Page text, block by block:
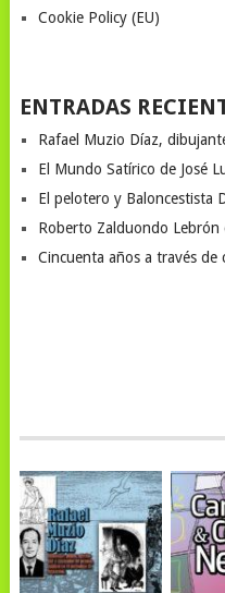
Cookie Policy (EU)
ENTRADAS
Rafael Muzio Díaz,
El Mundo Satírico de José
El pelotero y Baloncestista
Roberto Zalduondo Lebrón
Cincuenta años a través de